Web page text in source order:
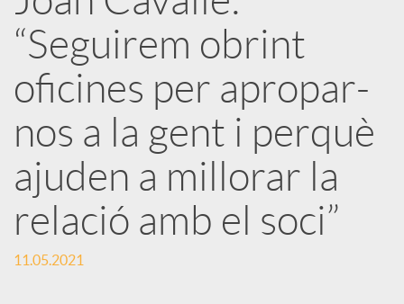
s
r
t
i
r
a
“Seguirem obrint
oficines per apropar-
nos a la gent i perquè
ajuden a millorar la
relació amb el soci”
11.05.2021